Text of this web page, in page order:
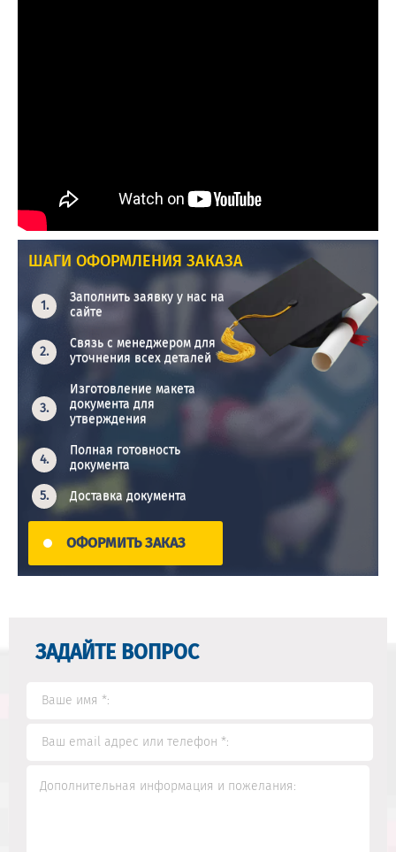
ШАГИ ОФОРМЛЕНИЯ ЗАКАЗА
Заполнить заявку у нас на
сайте
Связь с менеджером для
уточнения всех деталей
Изготовление макета
документа для
утверждения
Полная готовность
документа
Доставка документа
ОФОРМИТЬ ЗАКАЗ
ЗАДАЙТЕ ВОПРОС